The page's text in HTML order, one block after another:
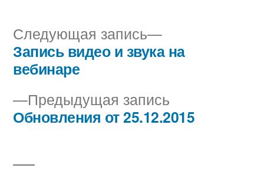
Навигация
записям
Предыдущая запись
запись:
Обновления от 25.12.2015
Следующая запись
Следующая
запись:
Запись видео и звука на
вебинаре